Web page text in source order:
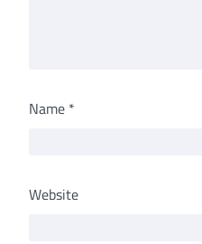
Name *
Website